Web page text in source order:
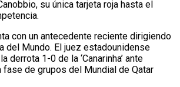
su única tarjeta roja hasta el
con un antecedente reciente dirigiendo
del Mundo. El juez estadounidense
derrota 1-0 de la ‘Canarinha’ ante
fase de grupos del Mundial de Qatar